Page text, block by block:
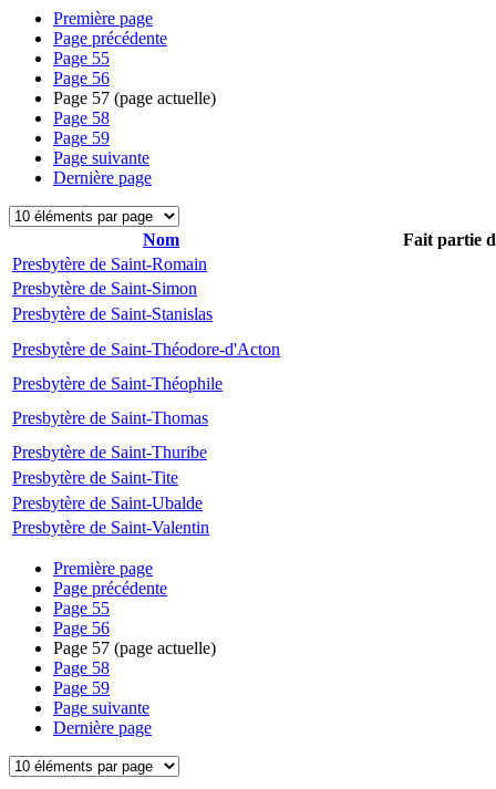
Première page
Page précédente
Page 55
Page 56
Page 57 (page actuelle)
Page 58
Page 59
Page suivante
Dernière page
Nom
Fait partie
Presbytère de Saint-Romain
Presbytère de Saint-Simon
Presbytère de Saint-Stanislas
Presbytère de Saint-Théodore-d'Acton
Presbytère de Saint-Théophile
Presbytère de Saint-Thomas
Presbytère de Saint-Thuribe
Presbytère de Saint-Tite
Presbytère de Saint-Ubalde
Presbytère de Saint-Valentin
Première page
Page précédente
Page 55
Page 56
Page 57 (page actuelle)
Page 58
Page 59
Page suivante
Dernière page